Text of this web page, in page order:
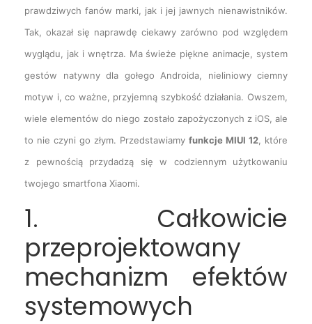
prawdziwych fanów marki, jak i jej jawnych nienawistników.
Tak, okazał się naprawdę ciekawy zarówno pod względem
wyglądu, jak i wnętrza. Ma świeże piękne animacje, system
gestów natywny dla gołego Androida, nieliniowy ciemny
motyw i, co ważne, przyjemną szybkość działania. Owszem,
wiele elementów do niego zostało zapożyczonych z iOS, ale
to nie czyni go złym. Przedstawiamy funkcje MIUI 12 , które
z pewnością przydadzą się w codziennym użytkowaniu
twojego smartfona Xiaomi.
1. Całkowicie
przeprojektowany
mechanizm efektów
systemowych